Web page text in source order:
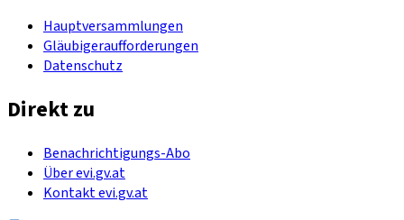
Hauptversammlungen
Gläubigeraufforderungen
Datenschutz
Direkt zu
Benachrichtigungs-Abo
Über evi.gv.at
Kontakt evi.gv.at